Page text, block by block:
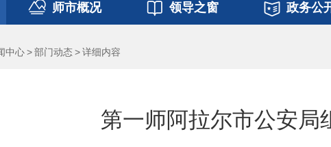
师市概况 领导之窗 政务公
中心>部门动态>详细内容
第一师阿拉尔市公安局